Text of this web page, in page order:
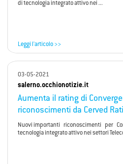
di tecnologia integrato attivo nei ...
Leggi l'articolo >>
03-05-2021
salerno.occhionotizie.it
Aumenta il rating di
riconoscimenti da Cerved
Nuovi importanti riconoscimenti per
tecnologia integrato attivo nei settori